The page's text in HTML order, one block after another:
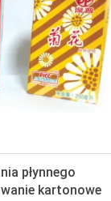
płynnego
kartonowe